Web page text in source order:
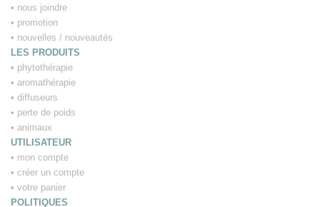
• nous joindre
• promotion
• nouvelles / nouveautés
LES PRODUITS
• phytothérapie
• aromathérapie
• diffuseurs
• perte de poids
• animaux
UTILISATEUR
• mon compte
• créer un compte
• votre panier
POLITIQUES